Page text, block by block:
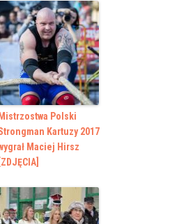
Mistrzostwa Polski
Kartuzy 2017
Maciej Hirsz
[ZDJĘCIA]